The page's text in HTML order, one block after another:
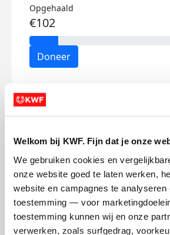
Welkom bij KWF. Fijn dat je onze
We gebruiken cookies en
onze website goed te laten werken,
website en campagnes te
toestemming — voor
toestemming kunnen wij en onze
verwerken, zoals surfgedrag,
Opgehaald
€102
Doneer